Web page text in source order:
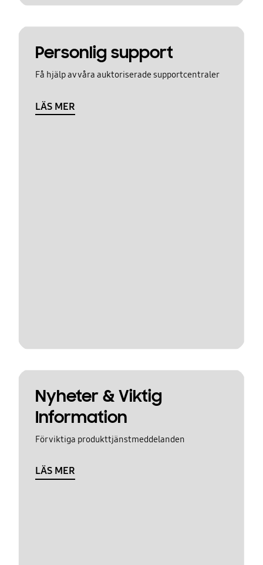
Personlig support
Få hjälp av våra auktoriserade supportcentraler
LÄS MER
Nyheter & Viktig
Information
För viktiga produkttjänstmeddelanden
LÄS MER